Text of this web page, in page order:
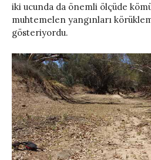
iki ucunda da önemli ölçüde
muhtemelen yangınları
gösteriyordu.